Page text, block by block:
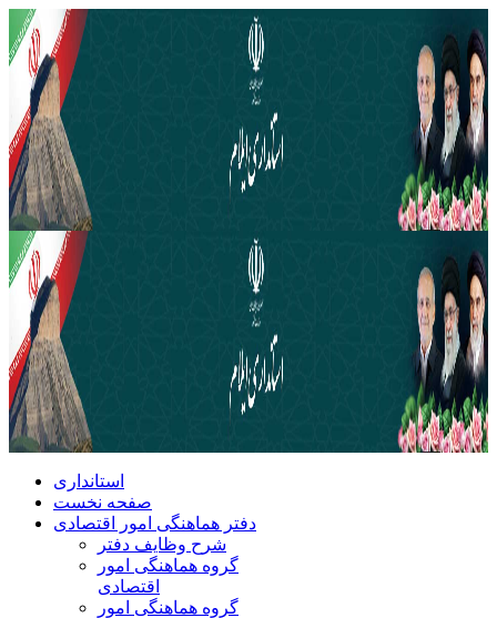
استانداری
صفحه نخست
دفتر هماهنگی امور اقتصادی
شرح وظایف دفتر
گروه هماهنگی امور
اقتصادی
گروه هماهنگی امور